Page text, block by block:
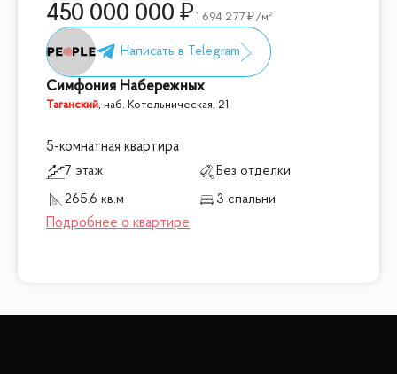
450 000 000 1 694 277 /м²
Симфония Набережных
Таганский,наб. Котельническая, 21
5-комнатная квартира
7 этаж
Без отделки
265.6 кв.м
3 спальни